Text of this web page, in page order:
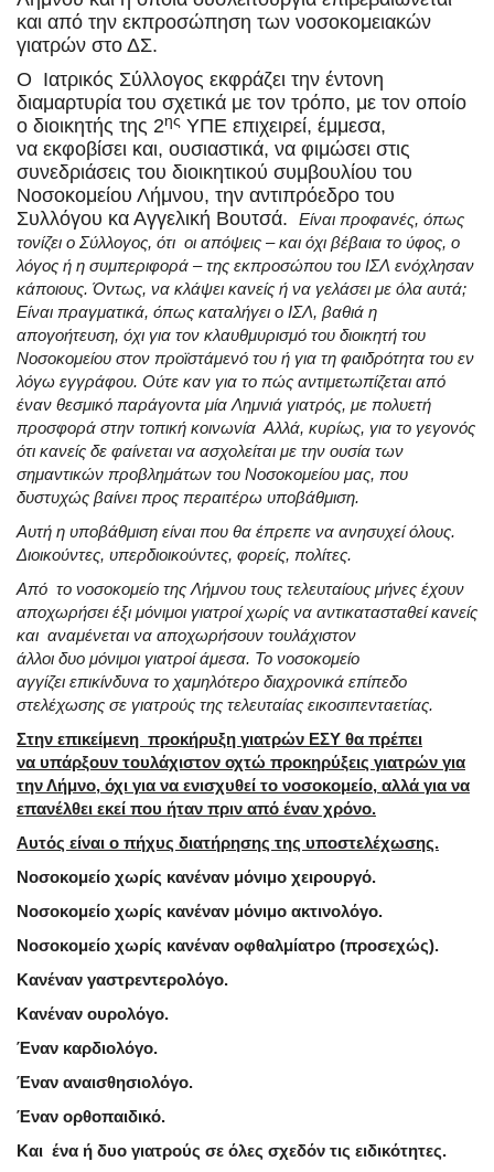
και από την εκπροσώπηση των νοσοκομειακών
γιατρών στο ΔΣ.
Ο Ιατρικός Σύλλογος εκφράζει την έντονη
διαμαρτυρία του σχετικά με τον τρόπο, με τον οποίο
ο διοικητής της 2ης ΥΠΕ επιχειρεί, έμμεσα,
να εκφοβίσει και, ουσιαστικά, να φιμώσει στις
συνεδριάσεις του διοικητικού συμβουλίου του
Νοσοκομείου Λήμνου, την αντιπρόεδρο του
Συλλόγου κα Αγγελική Βουτσά. Είναι προφανές, όπως
τονίζει ο Σύλλογος, ότι οι απόψεις – και όχι βέβαια το ύφος, ο
λόγος ή η συμπεριφορά – της εκπροσώπου του ΙΣΛ ενόχλησαν
κάποιους. Όντως, να κλάψει κανείς ή να γελάσει με όλα αυτά;
Είναι πραγματικά, όπως καταλήγει ο ΙΣΛ, βαθιά η
απογοήτευση, όχι για τον κλαυθμυρισμό του διοικητή του
Νοσοκομείου στον προϊστάμενό του ή για τη φαιδρότητα του εν
λόγω εγγράφου. Ούτε καν για το πώς αντιμετωπίζεται από
έναν θεσμικό παράγοντα μία Λημνιά γιατρός, με πολυετή
προσφορά στην τοπική κοινωνία Αλλά, κυρίως, για το γεγονός
ότι κανείς δε φαίνεται να ασχολείται με την ουσία των
σημαντικών προβλημάτων του Νοσοκομείου μας, που
δυστυχώς βαίνει προς περαιτέρω υποβάθμιση.
Αυτή η υποβάθμιση είναι που θα έπρεπε να ανησυχεί όλους.
Διοικούντες, υπερδιοικούντες, φορείς, πολίτες.
Από το νοσοκομείο της Λήμνου τους τελευταίους μήνες έχουν
αποχωρήσει έξι μόνιμοι γιατροί χωρίς να αντικατασταθεί κανείς
και αναμένεται να αποχωρήσουν τουλάχιστον
άλλοι δυο μόνιμοι γιατροί άμεσα. Το νοσοκομείο
αγγίζει επικίνδυνα το χαμηλότερο διαχρονικά επίπεδο
στελέχωσης σε γιατρούς της τελευταίας εικοσιπενταετίας.
Στην επικείμενη προκήρυξη γιατρών ΕΣΥ θα πρέπει
να υπάρξουν τουλάχιστον οχτώ προκηρύξεις γιατρών για
την Λήμνο, όχι για να ενισχυθεί το νοσοκομείο, αλλά για να
επανέλθει εκεί που ήταν πριν από έναν χρόνο.
Αυτός είναι ο πήχυς διατήρησης της υποστελέχωσης.
Νοσοκομείο χωρίς κανέναν μόνιμο χειρουργό.
Νοσοκομείο χωρίς κανέναν μόνιμο ακτινολόγο.
Νοσοκομείο χωρίς κανέναν οφθαλμίατρο (προσεχώς).
Κανέναν γαστρεντερολόγο.
Κανέναν ουρολόγο.
Έναν καρδιολόγο.
Έναν αναισθησιολόγο.
Έναν ορθοπαιδικό.
Και ένα ή δυο γιατρούς σε όλες σχεδόν τις ειδικότητες.